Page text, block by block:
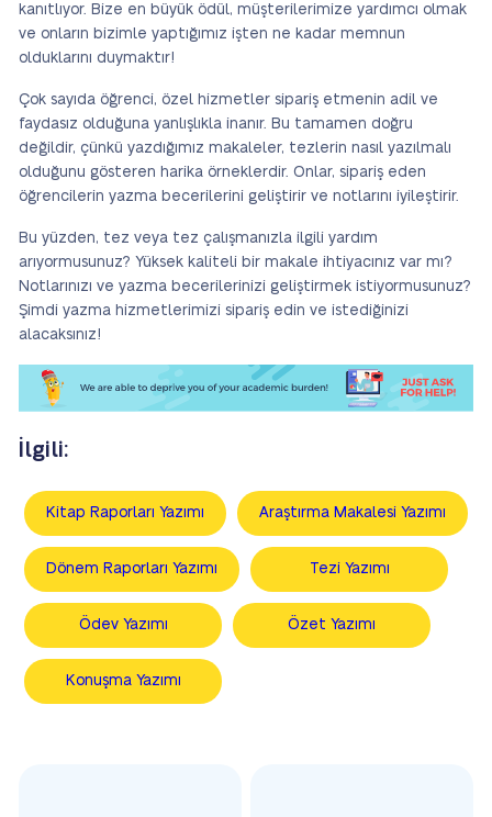
kanıtlıyor. Bize en büyük ödül, müşterilerimize yardımcı olmak
ve onların bizimle yaptığımız işten ne kadar memnun
olduklarını duymaktır!
Çok sayıda öğrenci, özel hizmetler sipariş etmenin adil ve
faydasız olduğuna yanlışlıkla inanır. Bu tamamen doğru
değildir, çünkü yazdığımız makaleler, tezlerin nasıl yazılmalı
olduğunu gösteren harika örneklerdir. Onlar, sipariş eden
öğrencilerin yazma becerilerini geliştirir ve notlarını iyileştirir.
Bu yüzden, tez veya tez çalışmanızla ilgili yardım
arıyormusunuz? Yüksek kaliteli bir makale ihtiyacınız var mı?
Notlarınızı ve yazma becerilerinizi geliştirmek istiyormusunuz?
Şimdi yazma hizmetlerimizi sipariş edin ve istediğinizi
alacaksınız!
İlgili:
Kitap Raporları Yazımı Araştırma Makalesi Yazımı
Dönem Raporları Yazımı Tezi Yazımı
Ödev Yazımı Özet Yazımı
Konuşma Yazımı